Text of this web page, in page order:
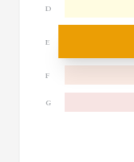
D
E
F
G